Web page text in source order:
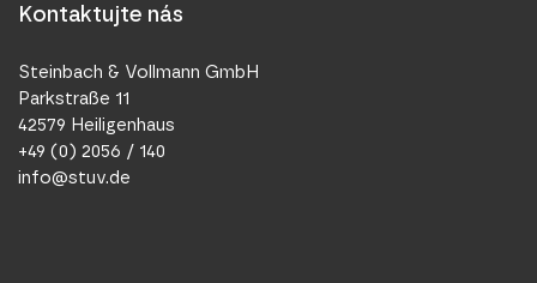
Kontaktujte nás
Steinbach & Vollmann GmbH
Parkstraße 11
42579 Heiligenhaus
+49 (0) 2056 / 140
info@stuv.de